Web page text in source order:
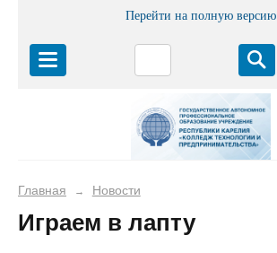
Перейти на полную версию
Главная → Новости
Играем в лапту